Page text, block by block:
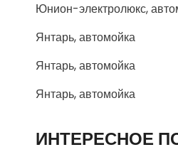
Юнион-электролюкс,
Янтарь, автомойка
Янтарь, автомойка
Янтарь, автомойка
ИНТЕРЕСНОЕ